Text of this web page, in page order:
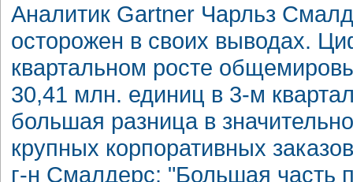
Аналитик Gartner Чарльз
осторожен в своих выводах.
квартальном росте
30,41 млн. единиц в 3-м
большая разница в
крупных корпоративных
г-н Смалдерс: "Большая часть